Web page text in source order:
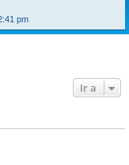
pm
Ir a